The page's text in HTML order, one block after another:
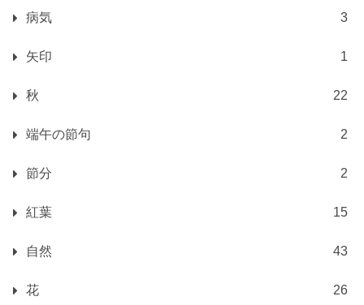
病気 3
矢印 1
秋 22
端午の節句 2
節分 2
紅葉 15
自然 43
花 26